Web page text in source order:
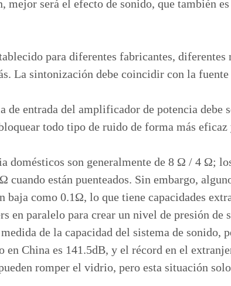
mejor será el efecto de sonido, que también
para diferentes fabricantes,
La sintonización debe coincidir con la fuente
de entrada del amplificador de potencia debe
todo tipo de ruido de forma más
domésticos son generalmente de 8 Ω / 4 Ω;
están puenteados. Sin embargo,
baja como 0.1Ω, lo que tiene capacidades
en paralelo para crear un nivel de presión de
de la capacidad del sistema de sonido,
China es 141.5dB, y el récord en el
romper el vidrio, pero esta situación